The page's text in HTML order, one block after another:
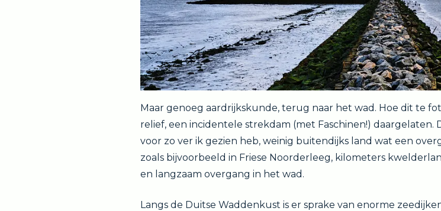
Maar genoeg aardrijkskunde, terug naar het wad. Hoe dit te
relief, een incidentele strekdam (met Faschinen!)
voor zo ver ik gezien heb, weinig buitendijks land wat een
zoals bijvoorbeeld in Friese Noorderleeg, kilometers
en langzaam overgang in het wad.
Langs de Duitse Waddenkust is er sprake van enorme